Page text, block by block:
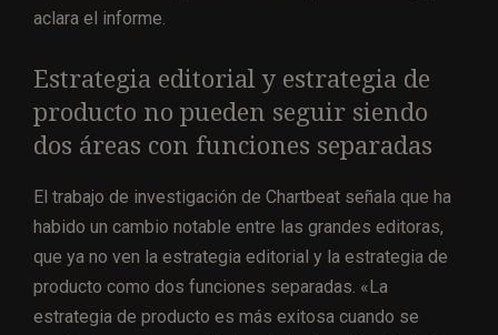
aclara el informe.
Estrategia editorial y estrategia de
producto no pueden seguir siendo
dos áreas con funciones separadas
El trabajo de investigación de Chartbeat señala que ha
habido un cambio notable entre las grandes editoras,
que ya no ven la estrategia editorial y la estrategia de
producto como dos funciones separadas. «La
estrategia de producto es más exitosa cuando se